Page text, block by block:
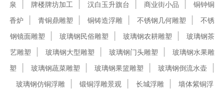
泉
牌楼牌坊加工 汉白玉升旗台 商业街小品
铜钟铜
香炉
青铜鼎雕塑 铜铸造浮雕 不锈钢几何雕塑
不锈
钢镜面雕塑
玻璃钢民俗雕塑 玻璃钢农耕雕塑
玻璃钢茶
艺雕塑
玻璃钢大型雕塑 玻璃钢门头雕塑
玻璃钢水果雕
塑
玻璃钢蔬菜雕塑 玻璃钢果篮雕塑
玻璃钢倒流水壶
玻璃钢仿铜浮雕
锻铜浮雕景观 长城浮雕
墙体紫铜浮